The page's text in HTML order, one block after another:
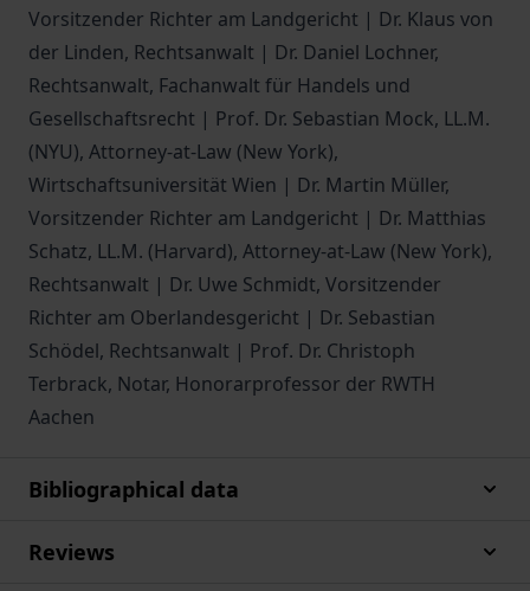
Vorsitzender Richter am Landgericht | Dr. Klaus von
der Linden, Rechtsanwalt | Dr. Daniel Lochner,
Rechtsanwalt, Fachanwalt für Handels und
Gesellschaftsrecht | Prof. Dr. Sebastian Mock, LL.M.
(NYU), Attorney-at-Law (New York),
Wirtschaftsuniversität Wien | Dr. Martin Müller,
Vorsitzender Richter am Landgericht | Dr. Matthias
Schatz, LL.M. (Harvard), Attorney-at-Law (New York),
Rechtsanwalt | Dr. Uwe Schmidt, Vorsitzender
Richter am Oberlandesgericht | Dr. Sebastian
Schödel, Rechtsanwalt | Prof. Dr. Christoph
Terbrack, Notar, Honorarprofessor der RWTH
Aachen
Bibliographical data
Reviews